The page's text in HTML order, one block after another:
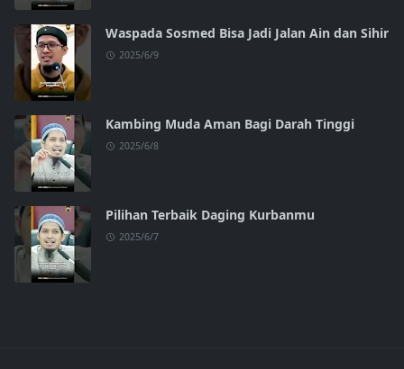
Waspada Sosmed Bisa Jadi Jalan Ain dan Sihir
2025/6/9
Kambing Muda Aman Bagi Darah Tinggi
2025/6/8
Pilihan Terbaik Daging Kurbanmu
2025/6/7